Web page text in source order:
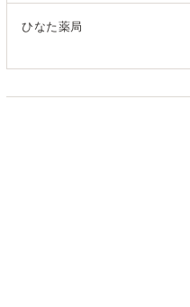
ひなた薬局